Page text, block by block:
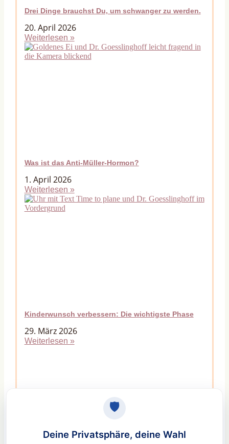
Drei Dinge brauchst Du, um schwanger zu werden.
20. April 2026
Weiterlesen »
Was ist das Anti-Müller-Hormon?
1. April 2026
Weiterlesen »
Kinderwunsch verbessern: Die wichtigste Phase
29. März 2026
Weiterlesen »